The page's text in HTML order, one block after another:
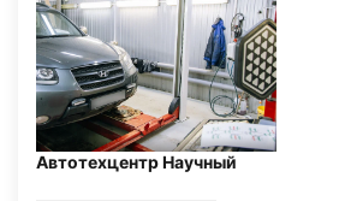
Автотехцентр Научный